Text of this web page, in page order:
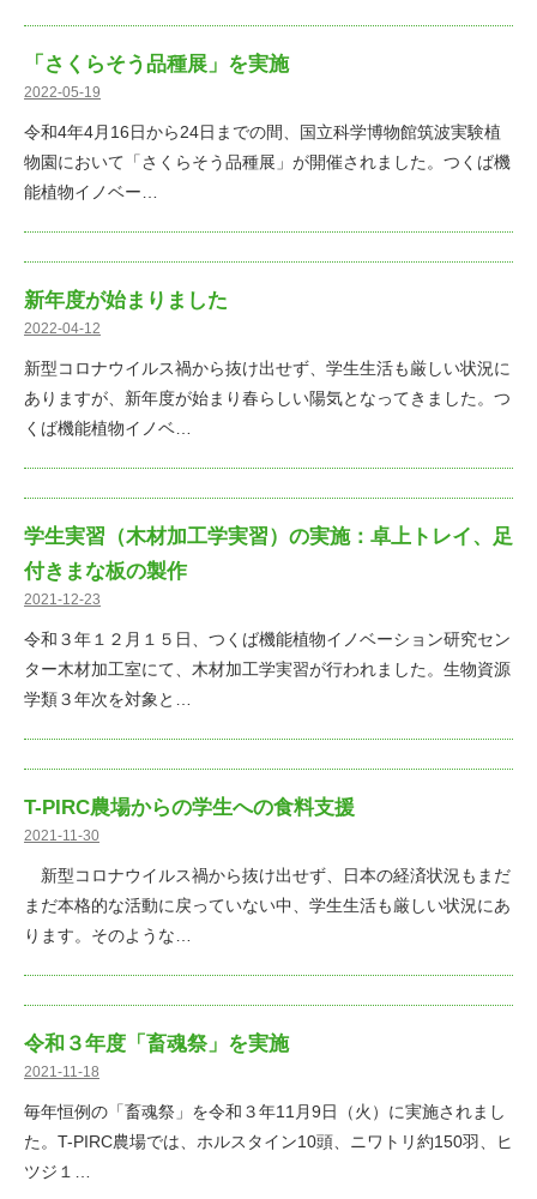
「さくらそう品種展」を実施
2022-05-19
令和4年4月16日から24日までの間、国立科学博物館筑波実験植
物園において「さくらそう品種展」が開催されました。つくば機
能植物イノベー…
新年度が始まりました
2022-04-12
新型コロナウイルス禍から抜け出せず、学生生活も厳しい状況に
ありますが、新年度が始まり春らしい陽気となってきました。つ
くば機能植物イノベ…
学生実習（木材加工学実習）の実施：卓上トレイ、足
付きまな板の製作
2021-12-23
令和３年１２月１５日、つくば機能植物イノベーション研究セン
ター木材加工室にて、木材加工学実習が行われました。生物資源
学類３年次を対象と…
T-PIRC農場からの学生への食料支援
2021-11-30
新型コロナウイルス禍から抜け出せず、日本の経済状況もまだ
まだ本格的な活動に戻っていない中、学生生活も厳しい状況にあ
ります。そのような…
令和３年度「畜魂祭」を実施
2021-11-18
毎年恒例の「畜魂祭」を令和３年11月9日（火）に実施されまし
た。T-PIRC農場では、ホルスタイン10頭、ニワトリ約150羽、ヒ
ツジ１…